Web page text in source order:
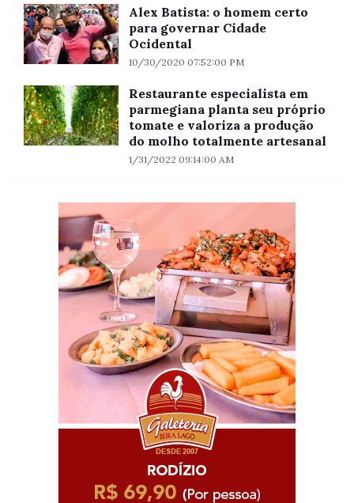
Alex Batista: o homem certo
para governar Cidade
Ocidental
10/30/2020 07:52:00 PM
Restaurante especialista em
parmegiana planta seu próprio
tomate e valoriza a produção
do molho totalmente artesanal
1/31/2022 09:14:00 AM